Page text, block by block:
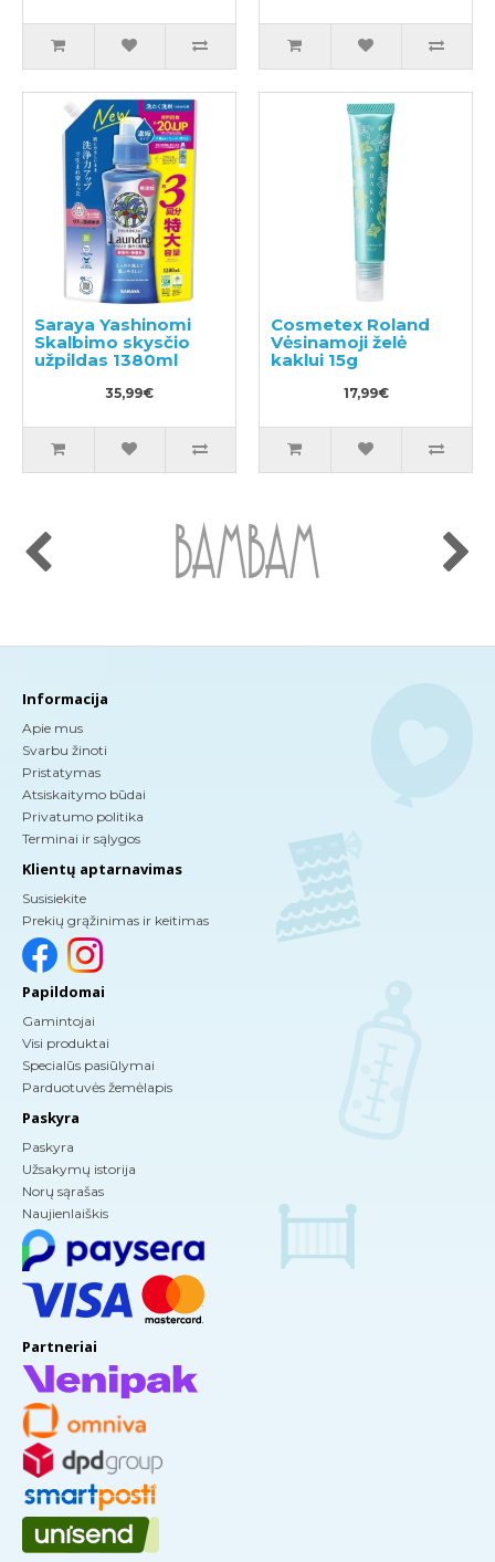
Saraya Yashinomi
Skalbimo skysčio
užpildas 1380ml
35,99€
Cosmetex Roland
Vėsinamoji želė
kaklui 15g
17,99€
Informacija
Apie mus
Svarbu žinoti
Pristatymas
Atsiskaitymo būdai
Privatumo politika
Terminai ir sąlygos
Klientų aptarnavimas
Susisiekite
Prekių grąžinimas ir keitimas
Papildomai
Gamintojai
Visi produktai
Specialūs pasiūlymai
Parduotuvės žemėlapis
Paskyra
Paskyra
Užsakymų istorija
Norų sąrašas
Naujienlaiškis
Partneriai